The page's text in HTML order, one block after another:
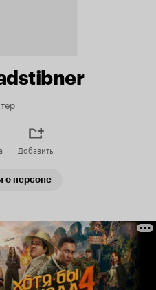
Добавить
о персоне